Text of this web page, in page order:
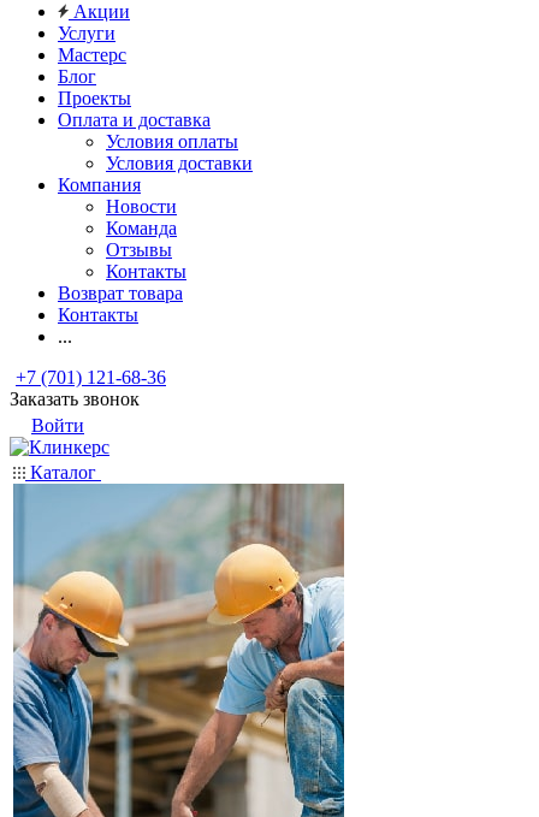
Акции
Услуги
Мастерс
Блог
Проекты
Оплата и доставка
Условия оплаты
Условия доставки
Компания
Новости
Команда
Отзывы
Контакты
Возврат товара
Контакты
...
+7 (701) 121-68-36
Заказать звонок
Войти
Каталог